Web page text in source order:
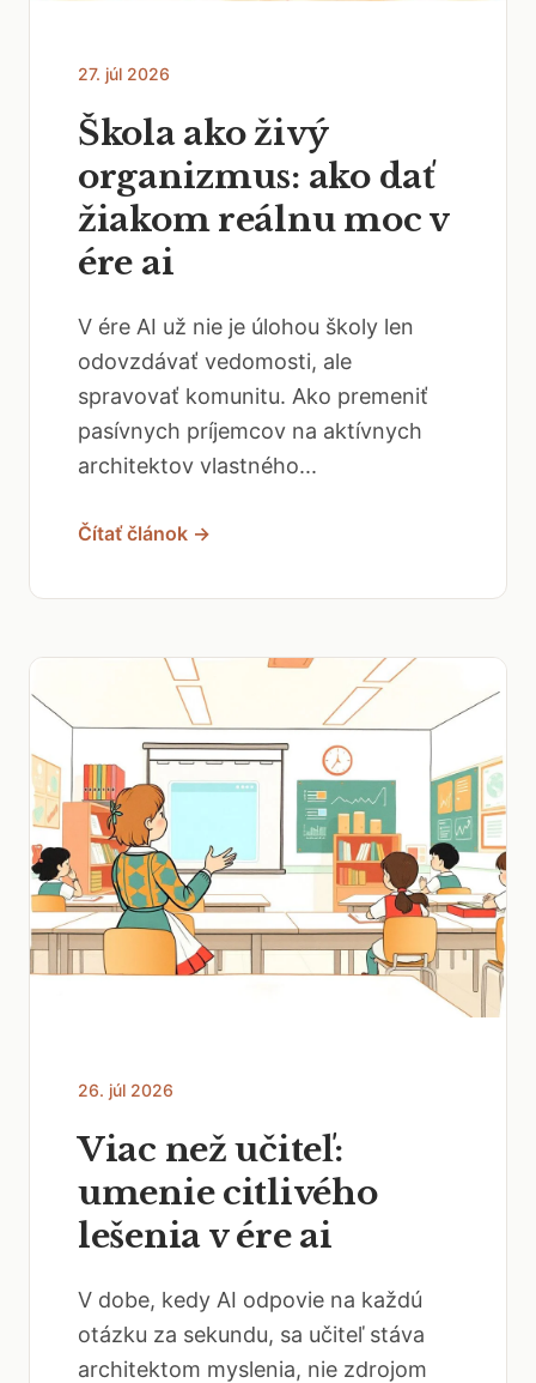
27. júl 2026
Škola ako živý
organizmus: ako dať
žiakom reálnu moc v
ére ai
V ére AI už nie je úlohou školy len
odovzdávať vedomosti, ale
spravovať komunitu. Ako premeniť
pasívnych príjemcov na aktívnych
architektov vlastného...
Čítať článok →
26. júl 2026
Viac než učiteľ:
umenie citlivého
lešenia v ére ai
V dobe, kedy AI odpovie na každú
otázku za sekundu, sa učiteľ stáva
architektom myslenia, nie zdrojom